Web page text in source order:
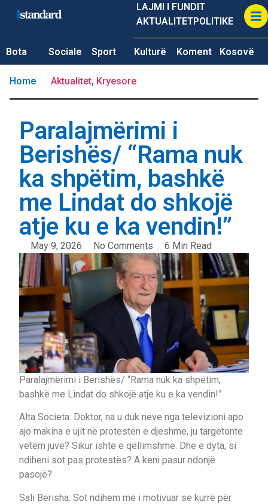
LAJMI I FUNDIT
AKTUALITETPOLITIKE
Bota Sociale Sport Kulturë Koment Kosovë
Home Aktualitet, Kryesore
Paralajmërimi i
Berishës/ “Rama nuk
ka shpëtim, bashkë
me Lindat do shkojë
atje ku e ka vendin!”
May 9, 2026 No Comments 6 Min Read
Paralajmërimi i Berishës/ “Rama nuk ka shpëtim,
bashkë me Lindat do shkojë atje ku e ka vendin!”
Alta Societa: Doktor, na u duk neve nga televizioni apo
ajo makina e ujit në protestën e djeshme, ju targetonte
vetëm juve? Sikur ishte e qëllimshme. Dhe e dyta, si
ndiheni sot pas protestës? A keni pasur ndonjë
pasojë?
Sali Berisha: Sot ndihem më i motivuar se kurrë për